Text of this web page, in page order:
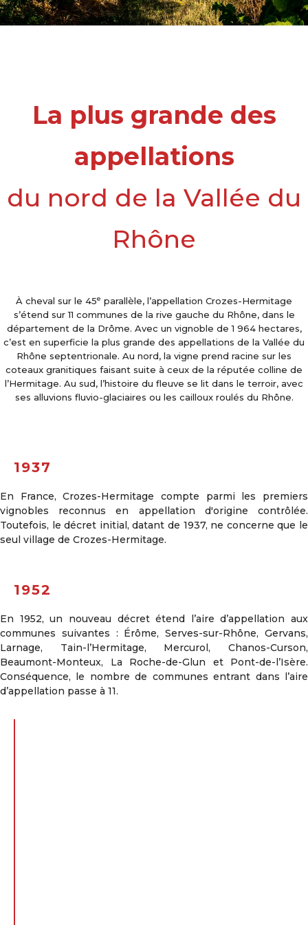
La plus grande des
appellations
du nord de la Vallée du
Rhône
À cheval sur le 45e parallèle, l’appellation Crozes-Hermitage
s’étend sur 11 communes de la rive gauche du Rhône, dans le
département de la Drôme. Avec un vignoble de 1 964 hectares,
c’est en superficie la plus grande des appellations de la Vallée du
Rhône septentrionale. Au nord, la vigne prend racine sur les
coteaux granitiques faisant suite à ceux de la réputée colline de
l’Hermitage. Au sud, l’histoire du fleuve se lit dans le terroir, avec
ses alluvions fluvio-glaciaires ou les cailloux roulés du Rhône.
1937
En France, Crozes-Hermitage compte parmi les premiers
vignobles reconnus en appellation d'origine contrôlée.
Toutefois, le décret initial, datant de 1937, ne concerne que le
seul village de Crozes-Hermitage.
1952
En 1952, un nouveau décret étend l’aire d’appellation aux
communes suivantes : Érôme, Serves-sur-Rhône, Gervans,
Larnage, Tain-l’Hermitage, Mercurol, Chanos-Curson,
Beaumont-Monteux, La Roche-de-Glun et Pont-de-l’Isère.
Conséquence, le nombre de communes entrant dans l’aire
d’appellation passe à 11.